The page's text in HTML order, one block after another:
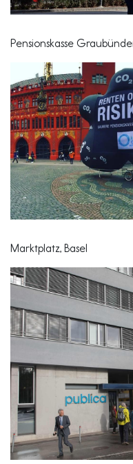
Pensionskasse
Marktplatz, Basel